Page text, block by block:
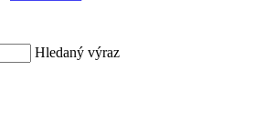
Hledaný výraz